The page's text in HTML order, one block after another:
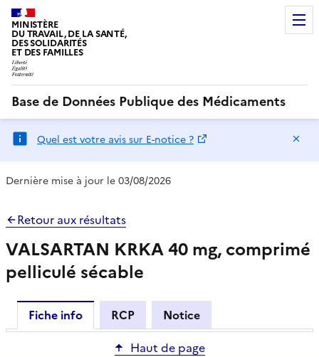
MINISTÈRE
DU TRAVAIL, DE LA SANTÉ,
DES SOLIDARITÉS
ET DES FAMILLES
Base de Données Publique des Médicaments
Quel est votre avis sur E-notice ?
Dernière mise à jour le 03/08/2026
Retour aux résultats
VALSARTAN KRKA 40 mg, comprimé
pelliculé sécable
Fiche info RCP
Notice
Haut de page